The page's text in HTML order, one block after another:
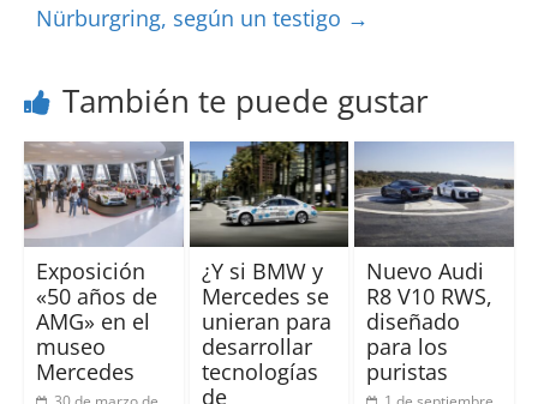
Nürburgring, según un testigo →
También te puede gustar
Exposición
«50 años de
AMG» en el
museo
Mercedes
¿Y si BMW y
Mercedes se
unieran para
desarrollar
tecnologías
de
Nuevo Audi
R8 V10 RWS,
diseñado
para los
puristas